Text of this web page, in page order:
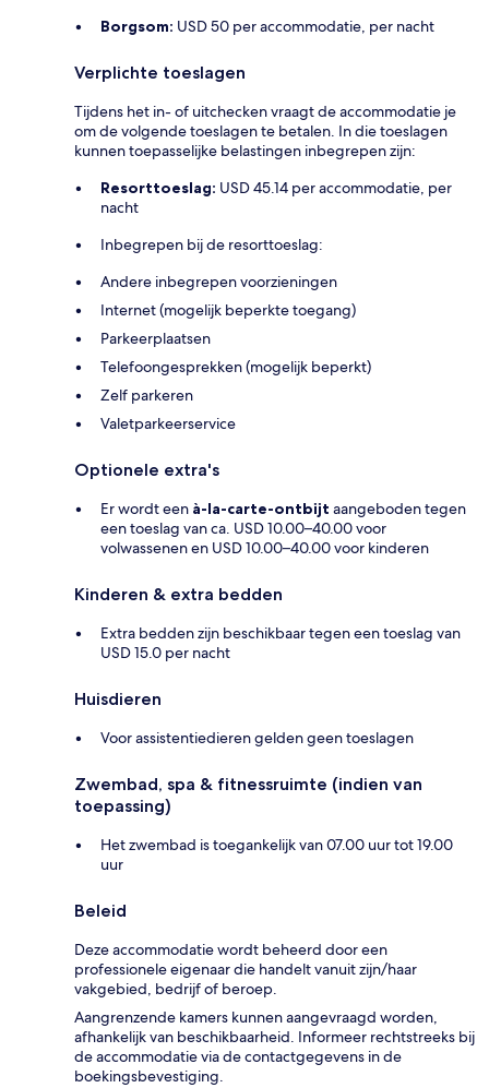
Borgsom: USD 50 per accommodatie, per nacht
Verplichte toeslagen
Tijdens het in- of uitchecken vraagt de accommodatie je
om de volgende toeslagen te betalen. In die toeslagen
kunnen toepasselijke belastingen inbegrepen zijn:
Resorttoeslag: USD 45.14 per accommodatie, per
nacht
Inbegrepen bij de resorttoeslag:
Andere inbegrepen voorzieningen
Internet (mogelijk beperkte toegang)
Parkeerplaatsen
Telefoongesprekken (mogelijk beperkt)
Zelf parkeren
Valetparkeerservice
Optionele extra's
Er wordt een à-la-carte-ontbijt aangeboden tegen
een toeslag van ca. USD 10.00–40.00 voor
volwassenen en USD 10.00–40.00 voor kinderen
Kinderen & extra bedden
Extra bedden zijn beschikbaar tegen een toeslag van
USD 15.0 per nacht
Huisdieren
Voor assistentiedieren gelden geen toeslagen
Zwembad, spa & fitnessruimte (indien van
toepassing)
Het zwembad is toegankelijk van 07.00 uur tot 19.00
uur
Beleid
Deze accommodatie wordt beheerd door een
professionele eigenaar die handelt vanuit zijn/haar
vakgebied, bedrijf of beroep.
Aangrenzende kamers kunnen aangevraagd worden,
afhankelijk van beschikbaarheid. Informeer rechtstreeks bij
de accommodatie via de contactgegevens in de
boekingsbevestiging.